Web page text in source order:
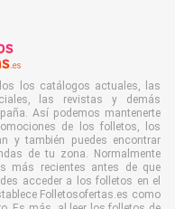
los catálogos actuales, las
las revistas y demás
Así podemos mantenerte
de los folletos, los
y también puedes encontrar
de tu zona. Normalmente
más recientes antes de que
acceder a los folletos en el
Folletosofertas.es como